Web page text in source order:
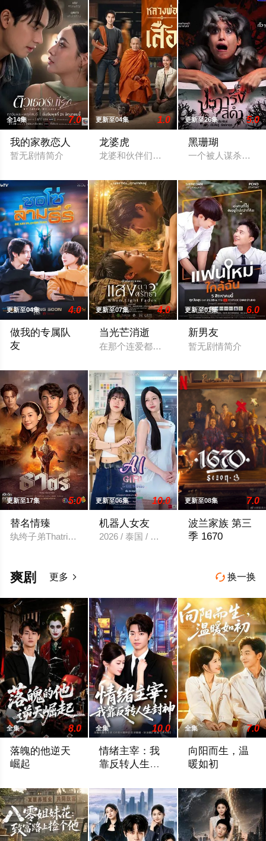
全14集 7.0
我的家教恋人
暂无剧情简介
更新至04集 1.0
龙婆虎
龙婆和伙伴们意外卷入一起钻石抢劫案，
更新至26集 5.0
黑珊瑚
一个被人谋杀致死
更新至04集 4.0
做我的专属队
友
更新至07集 4.0
当光芒消逝
在那个连爱都是罪的年代，他们选择了彼
更新至01集 6.0
新男友
暂无剧情简介
更新至17集 5.0
替名情臻
纨绔子弟Thatri Thatriphan因挥霍无敌倾家荡产，豪宅、情人、
更新至06集 10.0
机器人女友
2026 / 泰国 / 安玛莉·杜瓦尔,卡薇萨拉·辛
更新至08集 7.0
波兰家族 第三
季 1670
 换一换
爽剧 更多 
全集 8.0
落魄的他逆天
崛起
全集 10.0
情绪主宰：我
靠反转人生封
全集 7.0
向阳而生，温
暖如初